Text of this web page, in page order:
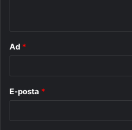
Ad *
E-posta *